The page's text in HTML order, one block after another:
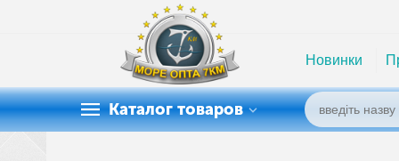
Новинки
Каталог товаров